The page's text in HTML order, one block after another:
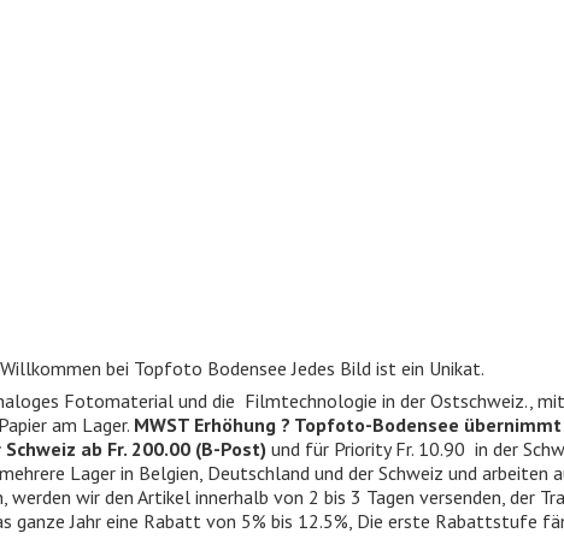
Willkommen bei Topfoto Bodensee Jedes Bild ist ein Unikat.
Fotomaterial und die Filmtechnologie in der Ostschweiz.,
am Lager. MWST Erhöhung ? Topfoto-Bodensee
ab Fr. 200.00 (B-Post) und für Priority Fr. 10.90 in der
Lager in Belgien, Deutschland und der Schweiz und arbeiten
wir den Artikel innerhalb von 2 bis 3 Tagen versenden, der
ganze Jahr eine Rabatt von 5% bis 12.5%, Die erste Rabattstufe